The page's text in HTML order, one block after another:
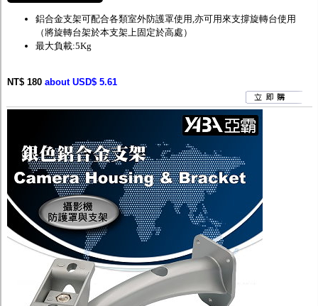
鋁合金支架可配合各類室外防護罩使用,亦可用來支撐旋轉台使用
（將旋轉台架於本支架上固定於高處）
最大負載:5Kg
NT$ 180 about USD$ 5.61